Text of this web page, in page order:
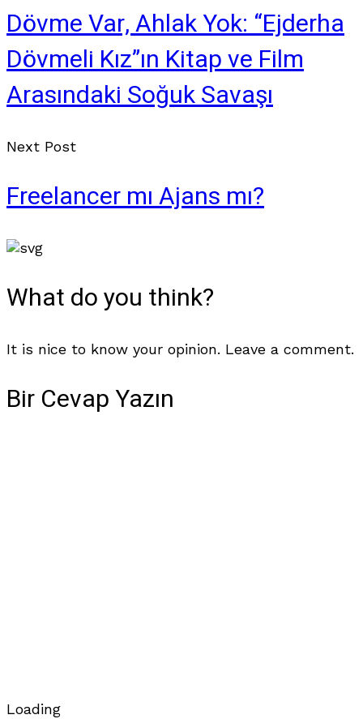
Dövme Var, Ahlak Yok: “Ejderha
Dövmeli Kız”ın Kitap ve Film
Arasındaki Soğuk Savaşı
Next Post
Freelancer mı Ajans mı?
What do you think?
It is nice to know your opinion. Leave a comment.
Bir Cevap Yazın
Loading